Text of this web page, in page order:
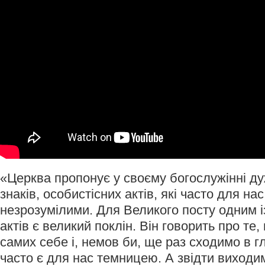
«Церква пропонує у своєму богослужінні
знаків, особистісних актів, які часто для
незрозумілими. Для Великого посту одним
актів є великий поклін. Він говорить про
самих себе і, немов би, ще раз сходимо в
часто є для нас темницею. А звідти